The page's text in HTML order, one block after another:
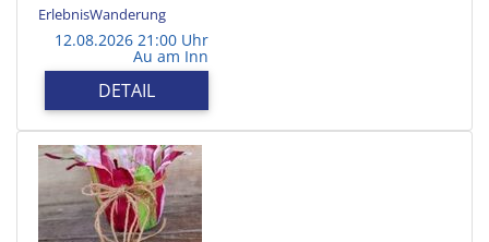
ErlebnisWanderung
12.08.2026 21:00 Uhr
Au am Inn
DETAIL